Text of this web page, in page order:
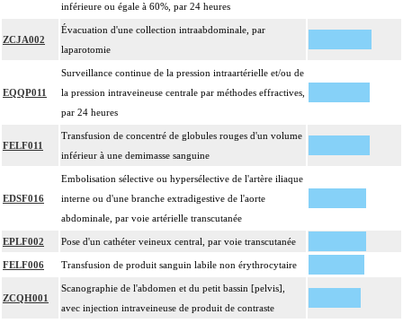
inférieure ou égale à 60%, par 24 heures
ZCJA002
Évacuation d'une collection intraabdominale, par
laparotomie
EQQP011
Surveillance continue de la pression intraartérielle et/ou de
la pression intraveineuse centrale par méthodes effractives,
par 24 heures
FELF011
Transfusion de concentré de globules rouges d'un volume
inférieur à une demimasse sanguine
EDSF016
Embolisation sélective ou hypersélective de l'artère iliaque
interne ou d'une branche extradigestive de l'aorte
abdominale, par voie artérielle transcutanée
EPLF002 Pose d'un cathéter veineux central, par voie transcutanée
FELF006 Transfusion de produit sanguin labile non érythrocytaire
ZCQH001
Scanographie de l'abdomen et du petit bassin [pelvis],
avec injection intraveineuse de produit de contraste